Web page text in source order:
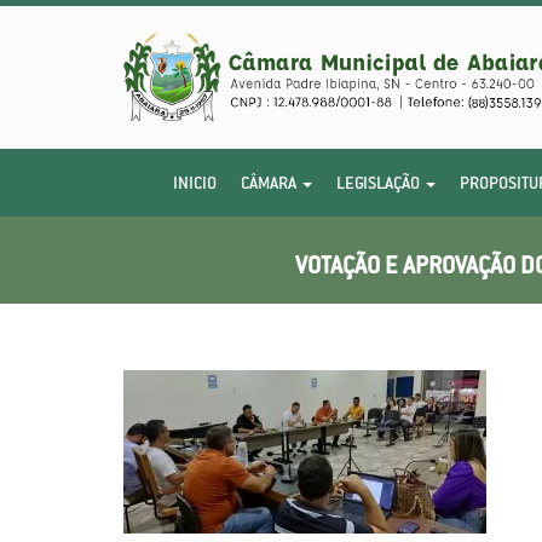
INICIO CÂMARA LEGISLAÇÃO
VOTAÇÃO E APROVAÇÃO